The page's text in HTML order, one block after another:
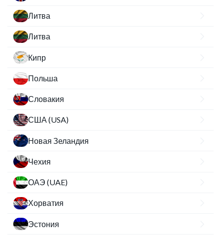
Литва
Литва
Кипр
Польша
Словакия
США (USA)
Новая Зеландия
Чехия
ОАЭ (UAE)
Хорватия
Эстония